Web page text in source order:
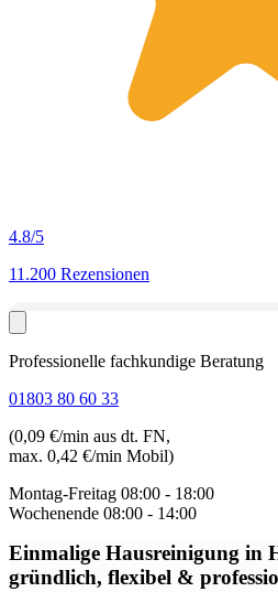
4.8/5
11.200 Rezensionen
Professionelle fachkundige Beratung
01803 80 60 33
(0,09 €/min aus dt. FN,
max. 0,42 €/min Mobil)
Montag-Freitag 08:00 - 18:00
Wochenende 08:00 - 14:00
Einmalige Hausreinigung in
gründlich, flexibel &